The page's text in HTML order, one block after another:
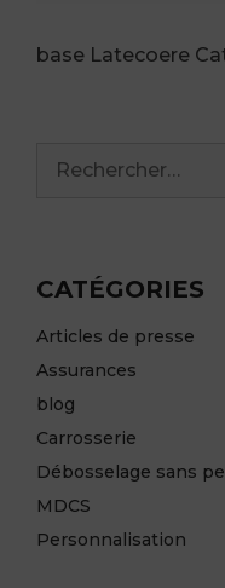
base Latecoere
CATÉGORIES
Articles de presse
Assurances
blog
Carrosserie
Débosselage sans
MDCS
Personnalisation